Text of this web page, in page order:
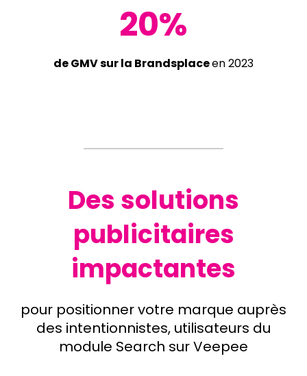
20%
de GMV sur la Brandsplaceen 2023
Des solutions
publicitaires
impactantes
pour positionner votre marque auprès
des intentionnistes, utilisateurs du
module Search sur Veepee